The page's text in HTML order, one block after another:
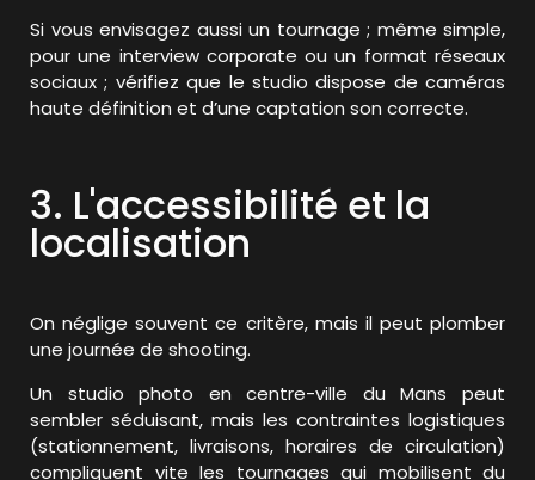
Si vous envisagez aussi un tournage ; même simple,
pour une interview corporate ou un format réseaux
sociaux ; vérifiez que le studio dispose de caméras
haute définition et d’une captation son correcte.
3. L'accessibilité et la
localisation
On néglige souvent ce critère, mais il peut plomber
une journée de shooting.
Un studio photo en centre-ville du Mans peut
sembler séduisant, mais les contraintes logistiques
(stationnement, livraisons, horaires de circulation)
compliquent vite les tournages qui mobilisent du